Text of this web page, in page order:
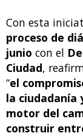
Con esta
proceso de
junio con el
Ciudad,
“el
la ciudadanía
motor del
construir